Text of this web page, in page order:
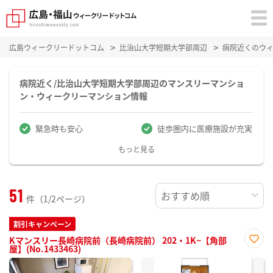
広島ウィークリードットコム 比治山大学短期大学部周辺 病院近くのウ
病院近く/比治山大学短期大学部周辺のマンスリーマンショ
ン・ウィークリーマンション情報
緊急時も安心 徒歩圏内に医療施設が充実
もっと見る
51 件（1/2ページ）
割引キャンペーン
Kマンスリー長崎病院前（長崎病院前） 202・1K~【角部
屋】(No.1433463)
に入